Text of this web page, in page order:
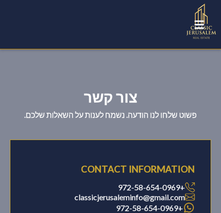
צור קשר
פשוט שלחו לנו הודעה. נשמח לענות על השאלות שלכם.
CONTACT INFORMATION
+972-58-654-0969
classicjerusaleminfo@gmail.com
+972-58-654-0969